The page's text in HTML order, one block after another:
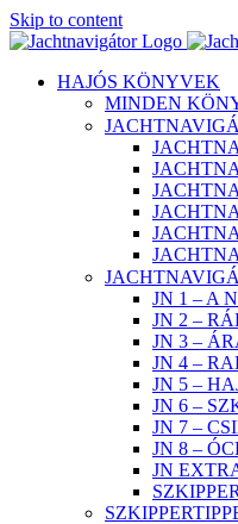
Skip to content
HAJÓS KÖNYVEK
MINDEN
JN 1 – A
JN 2 –
JN 3 –
JN 4 –
JN 5 –
JN 6 –
JN 7 –
JN 8 –
JN